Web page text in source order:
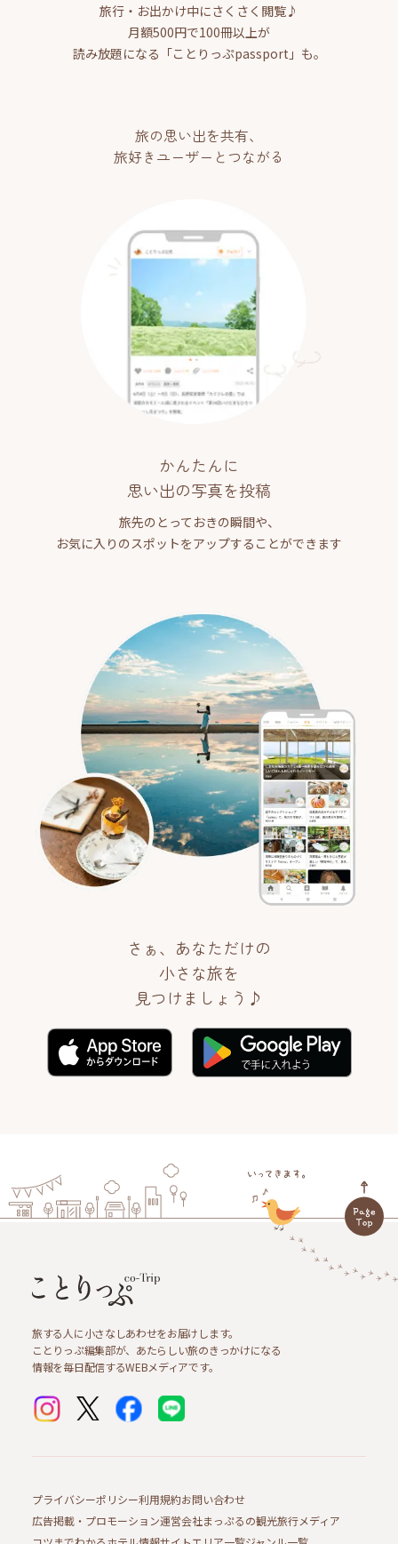
旅行・お出かけ中にさくさく閲覧♪
月額500円で100冊以上が
読み放題になる「ことりっぷpassport」も。
旅の思い出を共有、
旅好きユーザーとつながる
かんたんに
思い出の写真を投稿
旅先のとっておきの瞬間や、
お気に入りのスポットをアップすることができます
さぁ、あなただけの
小さな旅を
見つけましょう♪
旅する人に小さなしあわせをお届けします。
ことりっぷ編集部が、あたらしい旅のきっかけになる
情報を毎日配信するWEBメディアです。
プライバシーポリシー利用規約お問い合わせ
広告掲載・プロモーション運営会社まっぷるの観光旅行メディア